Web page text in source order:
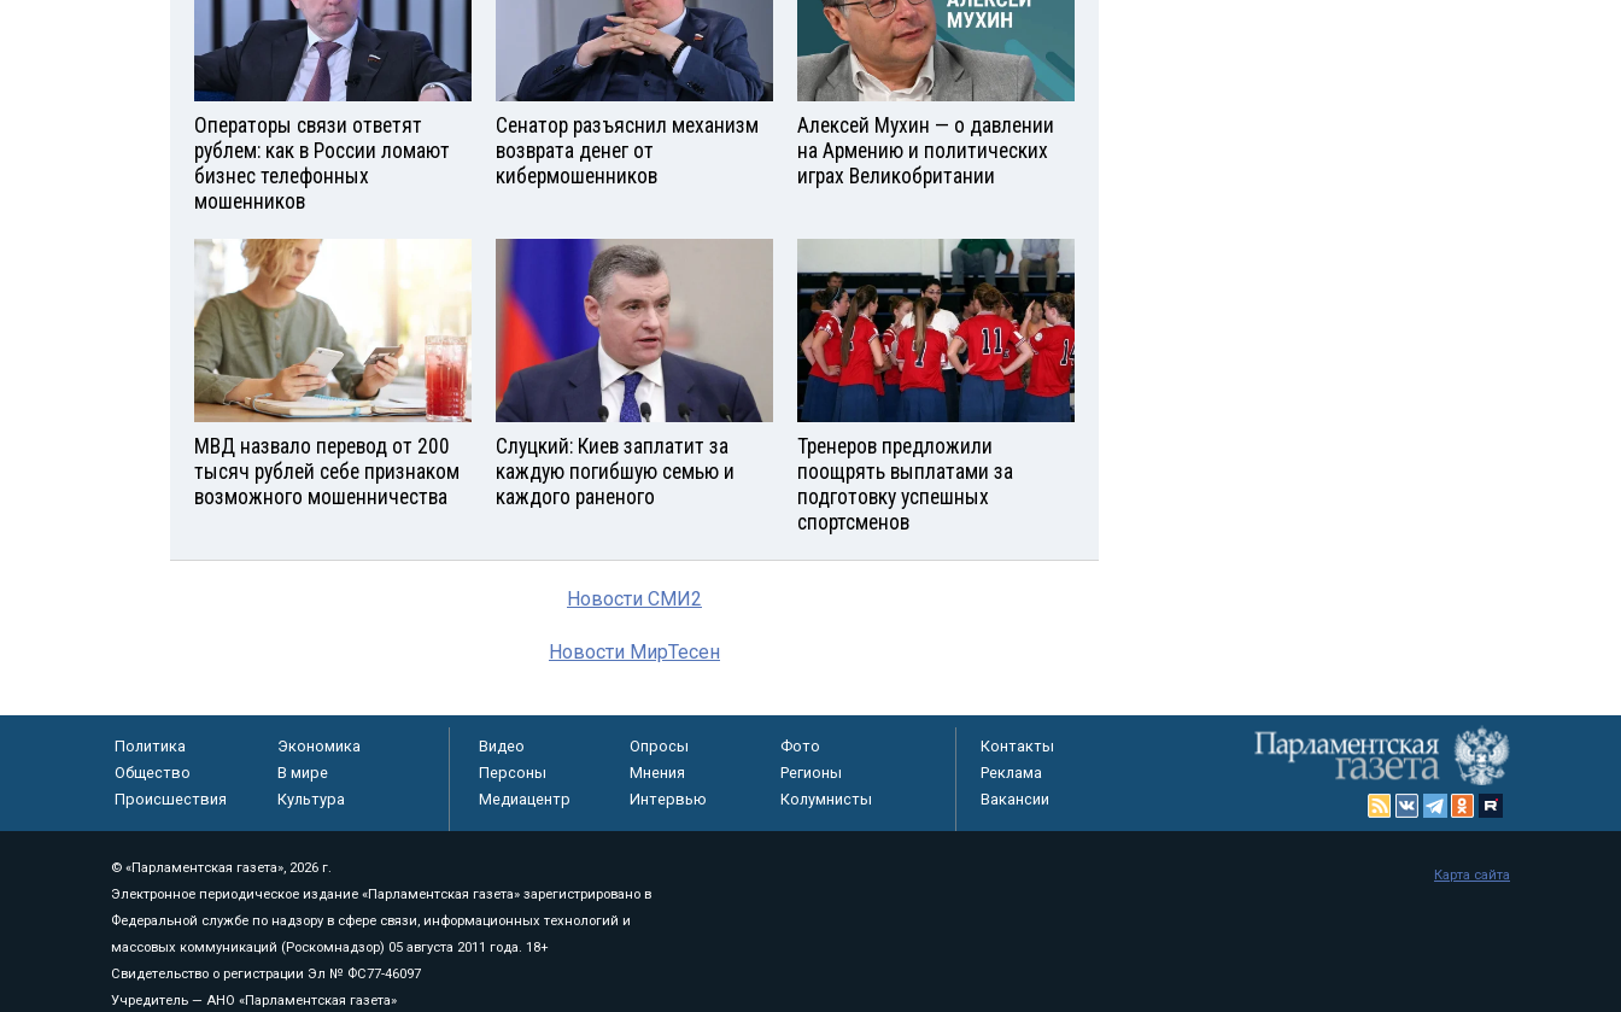
Операторы связи ответят
рублем: как в России ломают
бизнес телефонных
мошенников
Сенатор разъяснил механизм
возврата денег от
кибермошенников
Алексей Мухин — о давлении
на Армению и политических
играх Великобритании
МВД назвало перевод от 200
тысяч рублей себе признаком
возможного мошенничества
Слуцкий: Киев заплатит за
каждую погибшую семью и
каждого раненого
Тренеров предложили
поощрять выплатами за
подготовку успешных
спортсменов
Новости СМИ2
Новости МирТесен
Политика
Экономика
Общество
В мире
Происшествия
Культура
Видео Опросы
Фото
Персоны
Мнения
Регионы
Медиацентр
Интервью Колумнисты
Контакты
Реклама
Вакансии
© «Парламентская газета», 2026 г.
Электронное периодическое издание «Парламентская газета» зарегистрировано в
Федеральной службе по надзору в сфере связи, информационных технологий и
массовых коммуникаций (Роскомнадзор) 05 августа 2011 года. 18+
Свидетельство о регистрации Эл № ФС77-46097
Учредитель — АНО «Парламентская газета»
Карта сайта